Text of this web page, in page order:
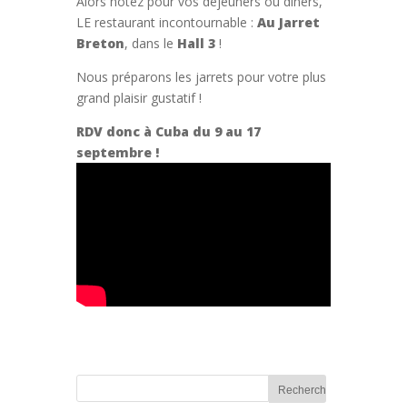
LE restaurant incontournable : Au Jarret
Breton, dans le Hall 3 !
Nous préparons les jarrets pour votre plus
grand plaisir gustatif !
RDV donc à Cuba du 9 au 17
septembre !